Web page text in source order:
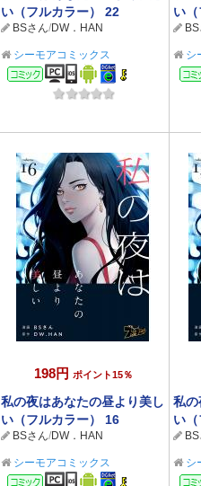
い（フルカラー） 22
BSさん/DW．HAN
シーモアコミックス
コミック
い
シ
198円 ポイント15％
私の夜はあなたの昼より美し
い（フルカラー） 16
BSさん/DW．HAN
シーモアコミックス
コミック
私の
い
シ